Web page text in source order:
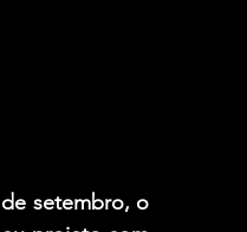
setembro, o